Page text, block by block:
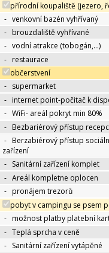
přírodní koupaliště (jezero,
- venkovní bazén vyhřívaný
- brouzdaliště vyhřívané
- vodní atrakce (tobogán,…)
- restaurace
občerstvení
- supermarket
- internet point-počitač k
- WiFi- areál pokryt min 80%
- Bezbariérový přístup
- Berzabiérový přístup
zařízení
- Sanitární zařízení komplet
- Areál kompletne oplocen
- pronájem trezorů
pobyt v campingu se psem
- možnost platby platební
- Teplá sprcha v ceně
- Sanitární zařízení vytápěné